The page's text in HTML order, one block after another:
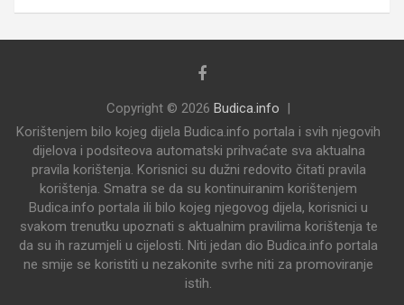
Copyright © 2026 Budica.info
Korištenjem bilo kojeg dijela Budica.info portala i svih njegovih
dijelova i podsiteova automatski prihvaćate sva aktualna
pravila korištenja. Korisnici su dužni redovito čitati pravila
korištenja. Smatra se da su kontinuiranim korištenjem
Budica.info portala ili bilo kojeg njegovog dijela, korisnici u
svakom trenutku upoznati s aktualnim pravilima korištenja te
da su ih razumjeli u cijelosti. Niti jedan dio Budica.info portala
ne smije se koristiti u nezakonite svrhe niti za promoviranje
istih.